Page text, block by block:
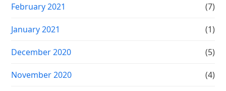
February 2021 (7)
January 2021 (1)
December 2020 (5)
November 2020 (4)